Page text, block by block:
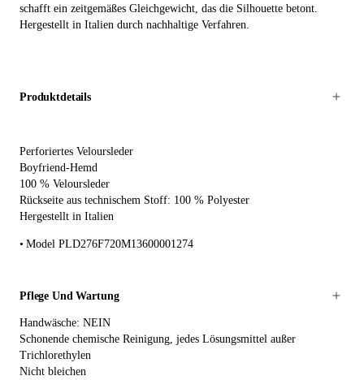
schafft ein zeitgemäßes Gleichgewicht, das die Silhouette betont.
Hergestellt in Italien durch nachhaltige Verfahren.
Produktdetails
Perforiertes Veloursleder
Boyfriend-Hemd
100 % Veloursleder
Rückseite aus technischem Stoff: 100 % Polyester
Hergestellt in Italien
Model PLD276F720M13600001274
Pflege Und Wartung
Handwäsche: NEIN
Schonende chemische Reinigung, jedes Lösungsmittel außer
Trichlorethylen
Nicht bleichen